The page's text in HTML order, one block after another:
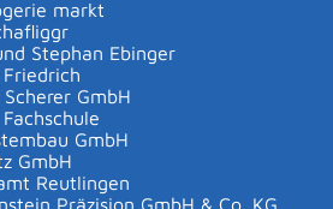
markt
Stephan Ebinger
Friedrich
GmbH
GmbH
GmbH
Reutlingen
Präzision GmbH & Co. KG
für Klasse 1 benötigen wir die
und unterschriebenen
spätestens 10
und weitere Informationen
für